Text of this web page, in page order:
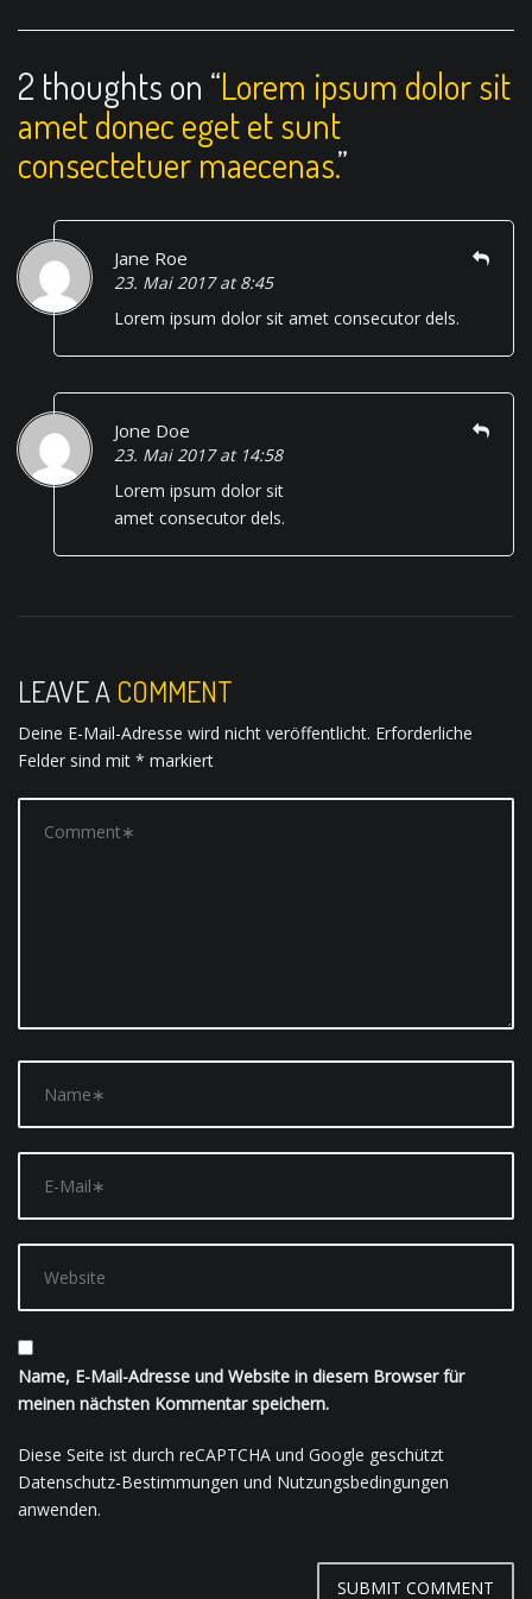
i
g
a
t
i
n
2 thoughts on “Lorem ipsum dolor sit
amet donec eget et sunt
consectetuer maecenas.”
Jane Roe
23. Mai 2017 at 8:45
Lorem ipsum dolor sit amet consecutor dels.
Jone Doe
23. Mai 2017 at 14:58
Lorem ipsum dolor sit
amet consecutor dels.
LEAVE A COMMENT
Deine E-Mail-Adresse wird nicht veröffentlicht. Erforderliche
Felder sind mit * markiert
Name, E-Mail-Adresse und Website in diesem Browser für
meinen nächsten Kommentar speichern.
Diese Seite ist durch reCAPTCHA und Google geschützt
Datenschutz-Bestimmungen und Nutzungsbedingungen
anwenden.